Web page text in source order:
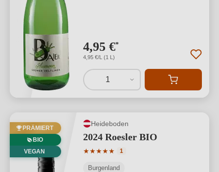
4,95 €*
4,95 €/L (1 L)
1
PRÄMIERT
BIO
VEGAN
Heideboden
2024 Roesler BIO
★★★★★
Durchschnittliche Bewertung von 5
1
Burgenland